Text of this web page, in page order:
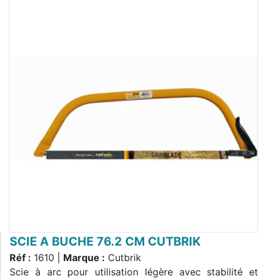
SCIE A BUCHE 76.2 CM CUTBRIK
Réf : 1610 | Marque : Cutbrik
Scie à arc pour utilisation légère avec stabilité et